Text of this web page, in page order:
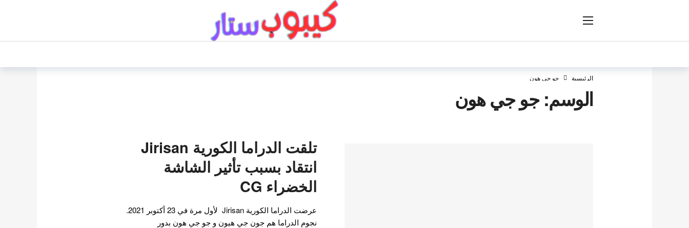
الرئيسية جو جي هون
الوسم:جو جي هون
تلقت الدراما الكورية Jirisan
انتقاد بسبب تأثير الشاشة
الخضراء CG
عرضت الدراما الكورية Jirisan لأول مرة في 23 أكتوبر 2021.
نجوم الدراما هم جون جي هيون و جو جي هون بدور